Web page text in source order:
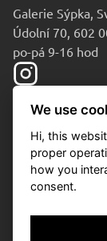
Galerie Sýpka,
Údolní 70, 602
po-pá 9-16 hod
© 2010-2026
We use
Hi, this
proper
how you
consent.